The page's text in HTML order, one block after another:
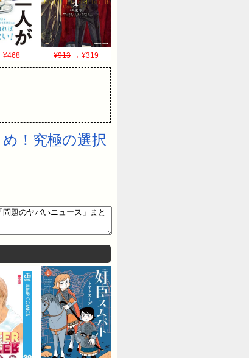
¥913→ ¥319
！究極の選択